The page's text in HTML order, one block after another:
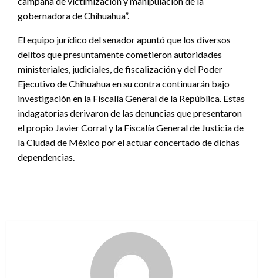
gobernadora de Chihuahua”.
El equipo jurídico del senador apuntó que los diversos
delitos que presuntamente cometieron autoridades
ministeriales, judiciales, de fiscalización y del Poder
Ejecutivo de Chihuahua en su contra continuarán bajo
investigación en la Fiscalía General de la República. Estas
indagatorias derivaron de las denuncias que presentaron
el propio Javier Corral y la Fiscalía General de Justicia de
la Ciudad de México por el actuar concertado de dichas
dependencias.